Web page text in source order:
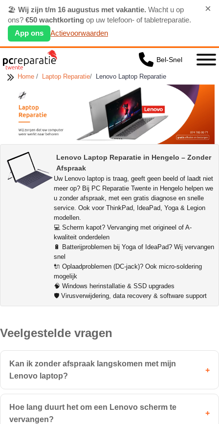
🏖️ Wij zijn t/m 16 augustus met vakantie. Wacht u op
ons? €50 wachtkorting op uw telefoon- of tabletreparatie.
App ons
Actievoorwaarden
×
Bel-Snel
Home / Laptop Reparatie/ Lenovo Laptop Reparatie
Lenovo Laptop Reparatie in Hengelo – Zonder
Afspraak
Uw Lenovo laptop is traag, geeft geen beeld of laadt niet
meer op? Bij PC Reparatie Twente in Hengelo helpen we
u zonder afspraak, met een gratis diagnose en snelle
service. Ook voor ThinkPad, IdeaPad, Yoga & Legion
modellen.
💻 Scherm kapot? Vervanging met origineel of A-
kwaliteit onderdelen
🔋 Batterijproblemen bij Yoga of IdeaPad? Wij vervangen
snel
🔌 Oplaadproblemen (DC-jack)? Ook micro-soldering
mogelijk
🧠 Windows herinstallatie & SSD upgrades
🛡️ Virusverwijdering, data recovery & software support
Veelgestelde vragen
Kan ik zonder afspraak langskomen met mijn
Lenovo laptop?
+
Hoe lang duurt het om een Lenovo scherm te
vervangen?
+